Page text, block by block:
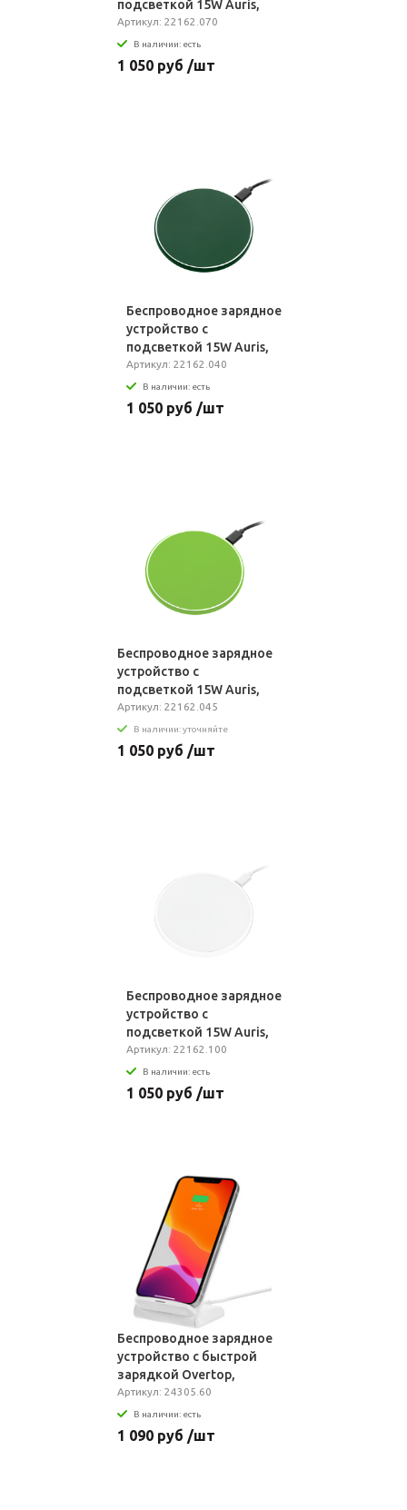
подсветкой 15W Auris,
оранжевое
Артикул: 22162.070
В наличии: есть
1 050 руб /шт
Беспроводное зарядное
устройство с
подсветкой 15W Auris,
зеленое
Артикул: 22162.040
В наличии: есть
1 050 руб /шт
Беспроводное зарядное
устройство с
подсветкой 15W Auris,
салатовое
Артикул: 22162.045
В наличии: уточняйте
1 050 руб /шт
Беспроводное зарядное
устройство с
подсветкой 15W Auris,
белое
Артикул: 22162.100
В наличии: есть
1 050 руб /шт
Беспроводное зарядное
устройство с быстрой
зарядкой Overtop,
белое
Артикул: 24305.60
В наличии: есть
1 090 руб /шт